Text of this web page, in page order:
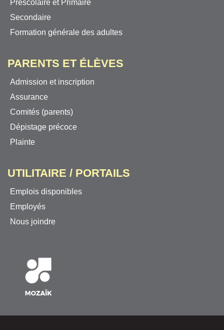
Préscolaire et Primaire
Secondaire
Formation générale des adultes
PARENTS ET ÉLÈVES
Admission et inscription
Assurance
Comités (parents)
Dépistage précoce
Plainte
UTILITAIRE / PORTAILS
Emplois disponibles
Employés
Nous joindre